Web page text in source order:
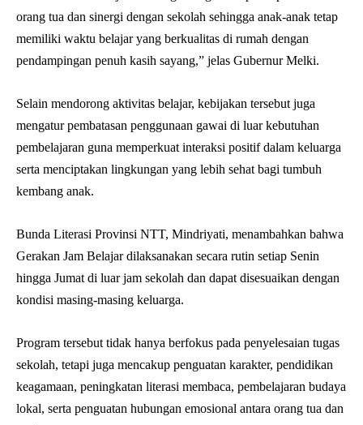
orang tua dan sinergi dengan sekolah sehingga anak-anak tetap
memiliki waktu belajar yang berkualitas di rumah dengan
pendampingan penuh kasih sayang,” jelas Gubernur Melki.
Selain mendorong aktivitas belajar, kebijakan tersebut juga
mengatur pembatasan penggunaan gawai di luar kebutuhan
pembelajaran guna memperkuat interaksi positif dalam keluarga
serta menciptakan lingkungan yang lebih sehat bagi tumbuh
kembang anak.
Bunda Literasi Provinsi NTT, Mindriyati, menambahkan bahwa
Gerakan Jam Belajar dilaksanakan secara rutin setiap Senin
hingga Jumat di luar jam sekolah dan dapat disesuaikan dengan
kondisi masing-masing keluarga.
Program tersebut tidak hanya berfokus pada penyelesaian tugas
sekolah, tetapi juga mencakup penguatan karakter, pendidikan
keagamaan, peningkatan literasi membaca, pembelajaran budaya
lokal, serta penguatan hubungan emosional antara orang tua dan